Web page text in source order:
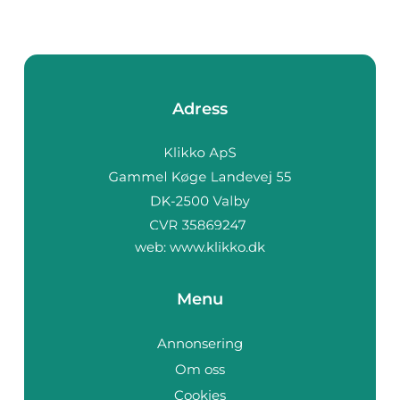
Adress
web: www.klikko.dk
Menu
Annonsering
Om oss
Cookies